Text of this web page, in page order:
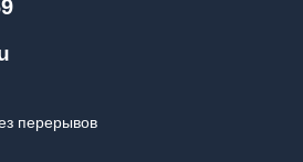
перерывов